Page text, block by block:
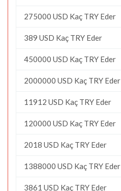
275000 USD Kaç TRY Eder
389 USD Kaç TRY Eder
450000 USD Kaç TRY Eder
2000000 USD Kaç TRY Eder
11912 USD Kaç TRY Eder
120000 USD Kaç TRY Eder
2018 USD Kaç TRY Eder
1388000 USD Kaç TRY Eder
3861 USD Kaç TRY Eder